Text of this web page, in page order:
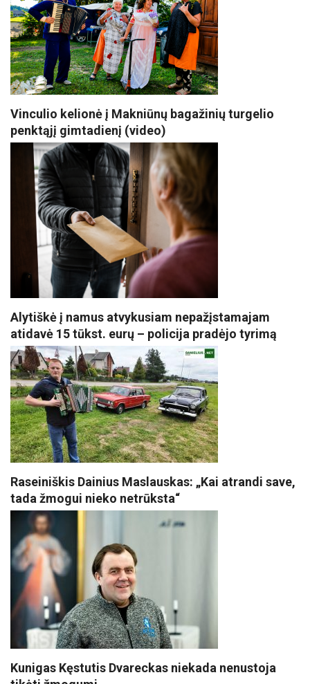
Vinculio kelionė į Makniūnų bagažinių turgelio
penktąjį gimtadienį (video)
Alytiškė į namus atvykusiam nepažįstamajam
atidavė 15 tūkst. eurų – policija pradėjo tyrimą
Raseiniškis Dainius Maslauskas: „Kai atrandi save,
tada žmogui nieko netrūksta“
Kunigas Kęstutis Dvareckas niekada nenustoja